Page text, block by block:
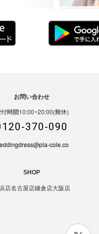
お問い合わせ
付時間10:00~20:00(無休)
370-090
cole.co
SHOP
店名古屋店鎌倉店大阪店